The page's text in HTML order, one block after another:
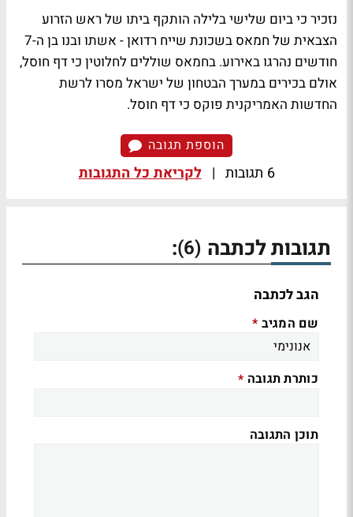
נזכיר כי ביום שלישי בלילה הותקף ביתו של ראש הזרוע
הצבאית של חמאס בשכונת שייח רדואן - אשתו ובנו בן ה-7
חודשים נהרגו באירוע. בחמאס שוללים לחלוטין כי דף חוסל,
אולם בכירים במערך הבטחון של ישראל מסרו לרשת
החדשות האמריקנית פוקס כי דף חוסל.
הוספת תגובה
6 תגובות | לקריאת כל התגובות
תגובות לכתבה (6)
:
הגב לכתבה
שם המגיב *
כותרת תגובה *
תוכן התגובה